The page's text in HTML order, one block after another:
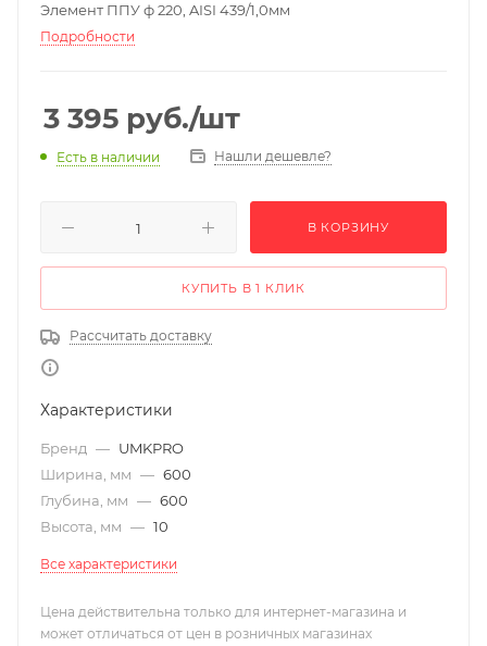
Элемент ППУ ф 220, AISI 439/1,0мм
Подробности
3 395 руб./шт
Есть в наличии Нашли дешевле?
В КОРЗИНУ
КУПИТЬ В 1 КЛИК
Рассчитать доставку
Характеристики
Бренд — UMKPRO
Ширина, мм — 600
Глубина, мм — 600
Высота, мм — 10
Все характеристики
Цена действительна только для интернет-магазина и
может отличаться от цен в розничных магазинах